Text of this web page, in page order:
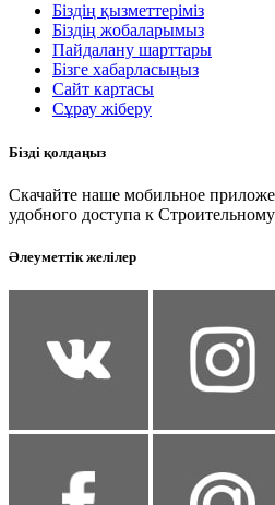
Біздің қызметтеріміз
Біздің жобаларымыз
Пайдалану шарттары
Бізге хабарласыңыз
Сайт картасы
Сұрау жіберу
Бізді қолдаңыз
Скачайте наше мобильное
удобного доступа к
Әлеуметтік желілер